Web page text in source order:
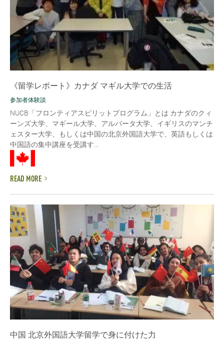
《留学レポート》カナダ マギル大学での生活
参加者体験談
NUCB「フロンティアスピリットプログラム」とは カナダのクィ
ーンズ大学、マギール大学、アルバータ大学、イギリスのマンチ
ェスター大学、もしくは中国の北京外国語大学で、英語もしくは
中国語の集中講座を受講す...
READ MORE
中国 北京外国語大学留学で身に付けた力